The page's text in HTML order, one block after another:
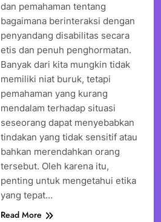
dan pemahaman tentang
bagaimana berinteraksi dengan
penyandang disabilitas secara
etis dan penuh penghormatan.
Banyak dari kita mungkin tidak
memiliki niat buruk, tetapi
pemahaman yang kurang
mendalam terhadap situasi
seseorang dapat menyebabkan
tindakan yang tidak sensitif atau
bahkan merendahkan orang
tersebut. Oleh karena itu,
penting untuk mengetahui etika
yang tepat…
Read More